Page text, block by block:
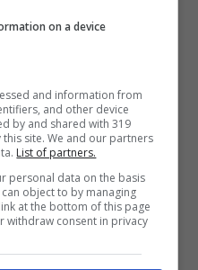
release più
essere pronta
obsolete? La
sta nell’adozione
end, introdotta da
di proprietà di
un passo in avanti,
on a device
and information from
and other device
by and shared with 319
site. We and our partners
List of partners.
personal data on the basis
object to by managing
at the bottom of this page
withdraw consent in privacy